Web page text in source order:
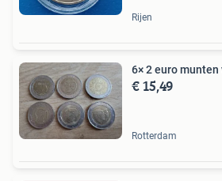
Rijen
6× 2 euro
€ 15,49
Rotterdam